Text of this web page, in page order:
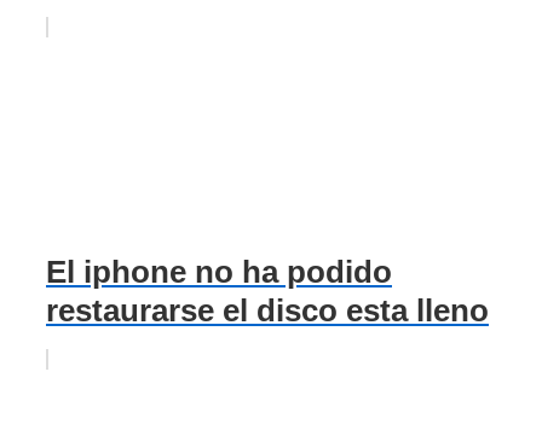
El iphone no ha podido
restaurarse el disco esta lleno